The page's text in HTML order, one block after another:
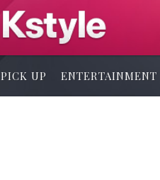
PICK UP ENTERTAINMENT